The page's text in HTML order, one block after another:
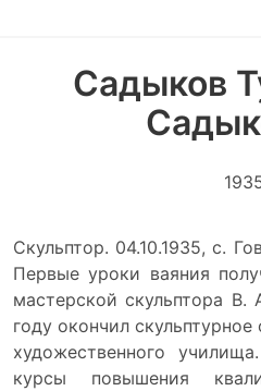
Садыков
Скульптор. 04.10.1935, с.
Первые уроки ваяния
мастерской скульптора В.
году окончил
художественного
курсы повышения